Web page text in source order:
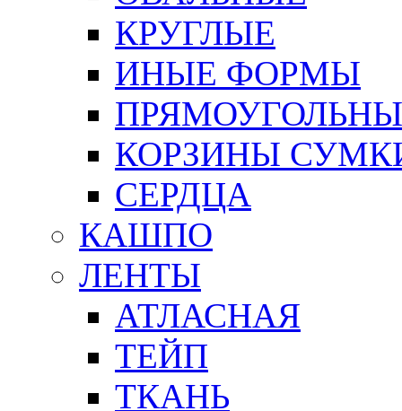
КРУГЛЫЕ
ИНЫЕ ФОРМЫ
КОРЗИНЫ
СЕРДЦА
КАШПО
ЛЕНТЫ
АТЛАСНАЯ
ТЕЙП
ТКАНЬ